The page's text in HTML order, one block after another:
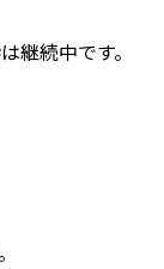
継続中です。